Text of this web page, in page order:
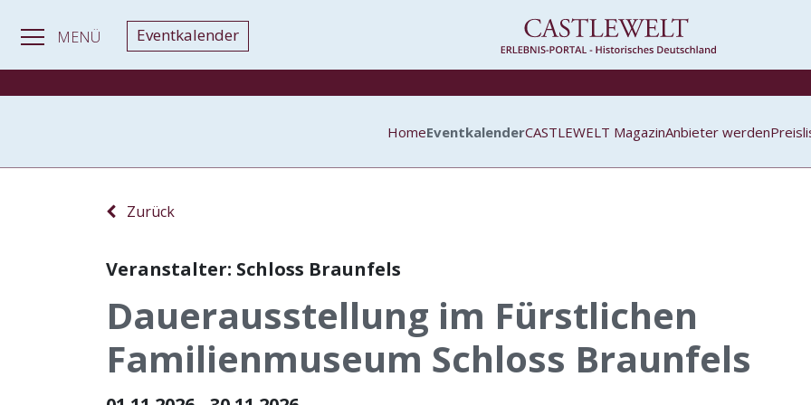
MENÜ Eventkalender
HomeEventkalenderCASTLEWELT MagazinAnbieter werden
Zurück
Veranstalter: Schloss Braunfels
Dauerausstellung im Fürstlichen
Familienmuseum Schloss Braunfels